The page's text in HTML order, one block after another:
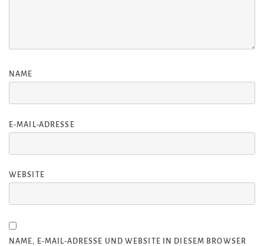
NAME
E-MAIL-ADRESSE
WEBSITE
NAME, E-MAIL-ADRESSE UND WEBSITE IN DIESEM BROWSER